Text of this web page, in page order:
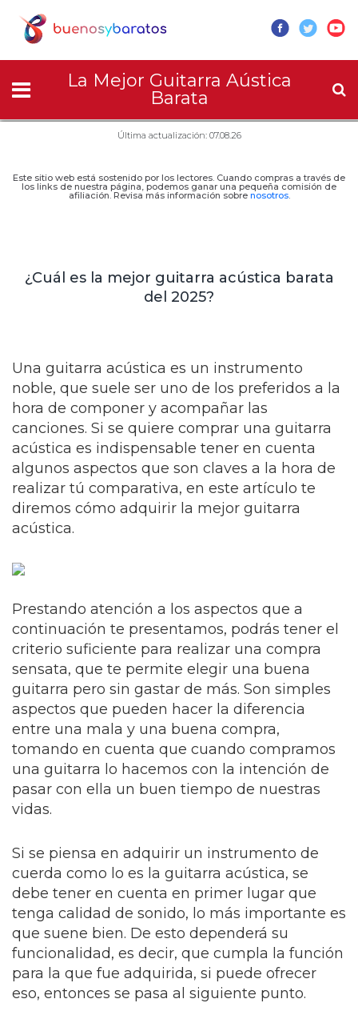
La Mejor Guitarra Aústica
Barata
Última actualización: 07.08.26
Este sitio web está sostenido por los lectores. Cuando compras a través de
los links de nuestra página, podemos ganar una pequeña comisión de
afiliación. Revisa más información sobre nosotros.
¿Cuál es la mejor guitarra acústica barata
del 2025?
Una guitarra acústica es un instrumento
noble, que suele ser uno de los preferidos a la
hora de componer y acompañar las
canciones. Si se quiere comprar una guitarra
acústica es indispensable tener en cuenta
algunos aspectos que son claves a la hora de
realizar tú comparativa, en este artículo te
diremos cómo adquirir la mejor guitarra
acústica.
Prestando atención a los aspectos que a
continuación te presentamos, podrás tener el
criterio suficiente para realizar una compra
sensata, que te permite elegir una buena
guitarra pero sin gastar de más. Son simples
aspectos que pueden hacer la diferencia
entre una mala y una buena compra,
tomando en cuenta que cuando compramos
una guitarra lo hacemos con la intención de
pasar con ella un buen tiempo de nuestras
vidas.
Si se piensa en adquirir un instrumento de
cuerda como lo es la guitarra acústica, se
debe tener en cuenta en primer lugar que
tenga calidad de sonido, lo más importante es
que suene bien. De esto dependerá su
funcionalidad, es decir, que cumpla la función
para la que fue adquirida, si puede ofrecer
eso, entonces se pasa al siguiente punto.